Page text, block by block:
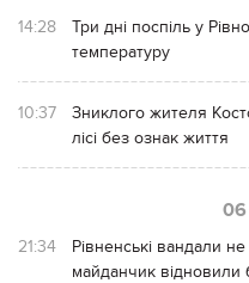
14:28
Три дні поспіль у
температуру
10:37
Зниклого жителя
лісі без ознак життя
06
21:34
Рівненські вандали
майданчик відновили